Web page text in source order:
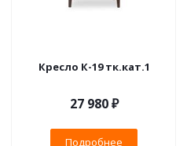
Кресло К-19 тк.кат.1
27 980 ₽
Подробнее